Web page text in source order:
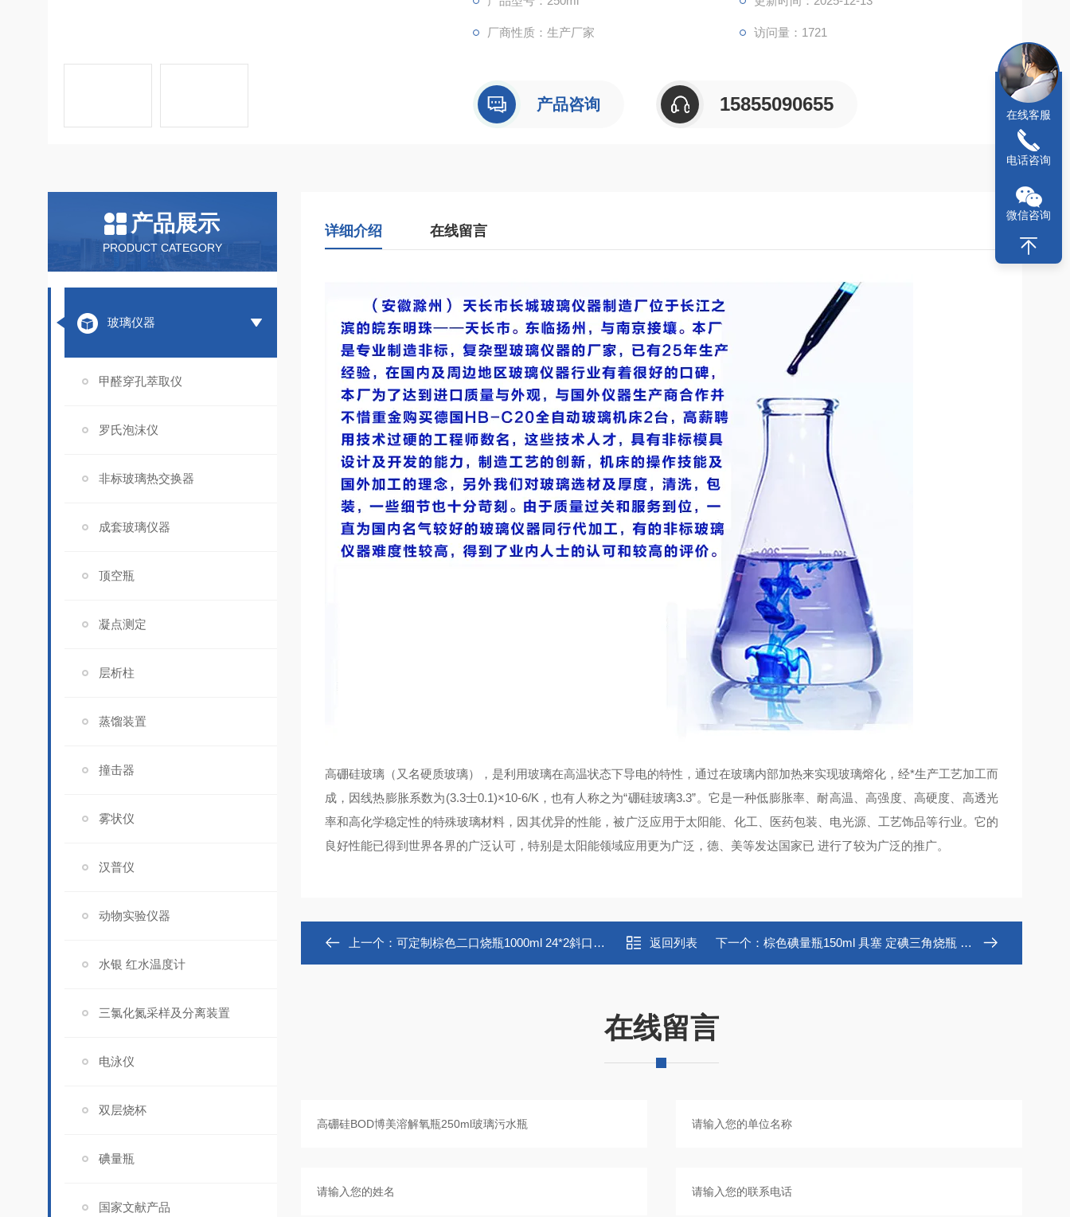
厂商性质：生产厂家 访问量：1721
产品咨询 15855090655
产品展示
PRODUCT CATEGORY
玻璃仪器
甲醛穿孔萃取仪
罗氏泡沫仪
非标玻璃热交换器
成套玻璃仪器
顶空瓶
凝点测定
层析柱
蒸馏装置
撞击器
雾状仪
汉普仪
动物实验仪器
水银 红水温度计
三氯化氮采样及分离装置
电泳仪
双层烧杯
碘量瓶
国家文献产品
详细介绍 在线留言
高硼硅玻璃（又名硬质玻璃），是利用玻璃在高温状态下导电的特性，通过在玻璃内部加热来实现玻璃熔化，经*生产工艺加工而
成，因线热膨胀系数为(3.3士0.1)×10-6/K，也有人称之为“硼硅玻璃3.3”。它是一种低膨胀率、耐高温、高强度、高硬度、高透光
率和高化学稳定性的特殊玻璃材料，因其优异的性能，被广泛应用于太阳能、化工、医药包装、电光源、工艺饰品等行业。它的
良好性能已得到世界各界的广泛认可，特别是太阳能领域应用更为广泛，德、美等发达国家已 进行了较为广泛的推广。
上一个： 可定制棕色二口烧瓶1000ml 24*2斜口 圆底反应瓶 返回列表 下一个： 棕色碘量瓶150ml 具塞 定碘三角烧瓶 可定制
在线留言
在线客服
电话咨询
微信咨询